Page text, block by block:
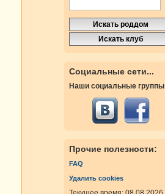
Социальные сети...
Наши социальные группы
Прочие полезности:
FAQ
Удалить cookies